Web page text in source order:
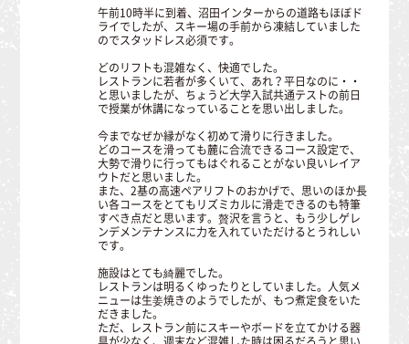
午前10時半に到着、沼田インターからの道路もほぼド
ライでしたが、スキー場の手前から凍結していました
のでスタッドレス必須です。
どのリフトも混雑なく、快適でした。
レストランに若者が多くいて、あれ？平日なのに・・
と思いましたが、ちょうど大学入試共通テストの前日
で授業が休講になっていることを思い出しました。
今までなぜか縁がなく初めて滑りに行きました。
どのコースを滑っても麓に合流できるコース設定で、
大勢で滑りに行ってもはぐれることがない良いレイア
ウトだと思いました。
また、2基の高速ペアリフトのおかげで、思いのほか長
い各コースをとてもリズミカルに滑走できるのも特筆
すべき点だと思います。贅沢を言うと、もう少しゲレ
ンデメンテナンスに力を入れていただけるとうれしい
です。
施設はとても綺麗でした。
レストランは明るくゆったりとしていました。人気メ
ニューは生姜焼きのようでしたが、もつ煮定食をいた
だきました。
ただ、レストラン前にスキーやボードを立てかける器